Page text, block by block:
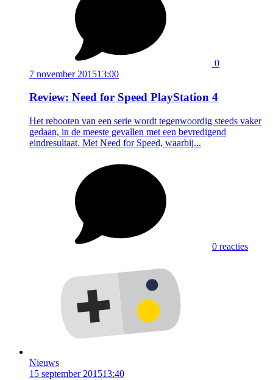
0
7 november 201513:00
Review: Need for Speed PlayStation 4
Het rebooten van een serie wordt tegenwoordig steeds vaker
gedaan, in de meeste gevallen met een bevredigend
eindresultaat. Met Need for Speed, waarbij...
0 reacties
Nieuws
15 september 201513:40